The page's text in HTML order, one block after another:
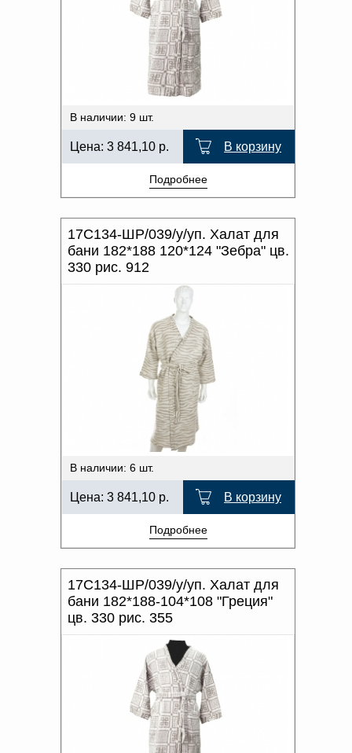
В наличии: 9 шт.
Цена: 3 841,10 р. В корзину
Подробнее
17С134-ШР/039/у/уп. Халат для
бани 182*188 120*124 "Зебра" цв.
330 рис. 912
В наличии: 6 шт.
Цена: 3 841,10 р. В корзину
Подробнее
17С134-ШР/039/у/уп. Халат для
бани 182*188-104*108 "Греция"
цв. 330 рис. 355